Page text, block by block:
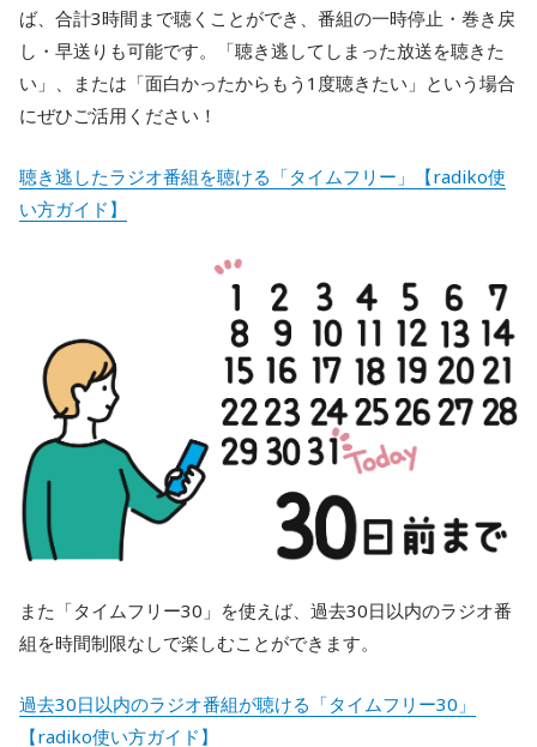
ば、合計3時間まで聴くことができ、番組の一時停止・巻き戻
し・早送りも可能です。「聴き逃してしまった放送を聴きた
い」、または「面白かったからもう1度聴きたい」という場合
にぜひご活用ください！
聴き逃したラジオ番組を聴ける「タイムフリー」【radiko使
い方ガイド】
また「タイムフリー30」を使えば、過去30日以内のラジオ番
組を時間制限なしで楽しむことができます。
過去30日以内のラジオ番組が聴ける「タイムフリー30」
【radiko使い方ガイド】